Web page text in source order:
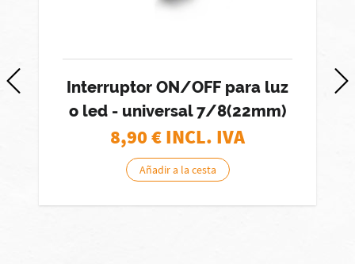
Interruptor ON/OFF para luz
o led - universal 7/8(22mm)
8,90€ INCL. IVA
Añadir a la cesta